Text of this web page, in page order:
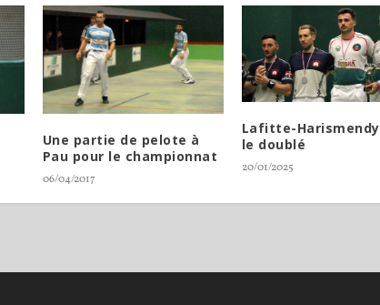
Une partie de pelote à
Pau pour le championnat
06/04/2017
Lafitte-
le doublé
20/01/2025